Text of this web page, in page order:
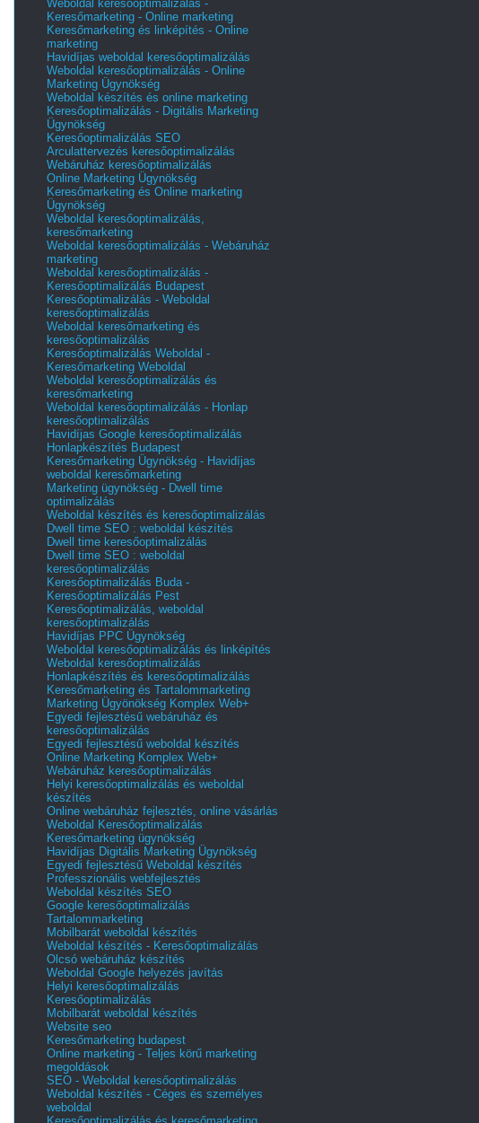
Weboldal keresőoptimalizálás -
Keresőmarketing - Online marketing
Keresőmarketing és linképítés - Online
marketing
Havidíjas weboldal keresőoptimalizálás
Weboldal keresőoptimalizálás - Online
Marketing Ügynökség
Weboldal készítés és online marketing
Keresőoptimalizálás - Digitális Marketing
Ügynökség
Keresőoptimalizálás SEO
Arculattervezés keresőoptimalizálás
Webáruház keresőoptimalizálás
Online Marketing Ügynökség
Keresőmarketing és Online marketing
Ügynökség
Weboldal keresőoptimalizálás,
keresőmarketing
Weboldal keresőoptimalizálás - Webáruház
marketing
Weboldal keresőoptimalizálás -
Keresőoptimalizálás Budapest
Keresőoptimalizálás - Weboldal
keresőoptimalizálás
Weboldal keresőmarketing és
keresőoptimalizálás
Keresőoptimalizálás Weboldal -
Keresőmarketing Weboldal
Weboldal keresőoptimalizálás és
keresőmarketing
Weboldal keresőoptimalizálás - Honlap
keresőoptimalizálás
Havidíjas Google keresőoptimalizálás
Honlapkészítés Budapest
Keresőmarketing Ügynökség - Havidíjas
weboldal keresőmarketing
Marketing ügynökség - Dwell time
optimalizálás
Weboldal készítés és keresőoptimalizálás
Dwell time SEO : weboldal készítés
Dwell time keresőoptimalizálás
Dwell time SEO : weboldal
keresőoptimalizálás
Keresőoptimalizálás Buda -
Keresőoptimalizálás Pest
Keresőoptimalizálás, weboldal
keresőoptimalizálás
Havidíjas PPC Ügynökség
Weboldal keresőoptimalizálás és linképítés
Weboldal keresőoptimalizálás
Honlapkészítés és keresőoptimalizálás
Keresőmarketing és Tartalommarketing
Marketing Ügyönökség Komplex Web+
Egyedi fejlesztésű webáruház és
keresőoptimalizálás
Egyedi fejlesztésű weboldal készítés
Online Marketing Komplex Web+
Webáruház keresőoptimalizálás
Helyi keresőoptimalizálás és weboldal
készítés
Online webáruház fejlesztés, online vásárlás
Weboldal Keresőoptimalizálás
Keresőmarketing ügynökség
Havidíjas Digitális Marketing Ügynökség
Egyedi fejlesztésű Weboldal készítés
Professzionális webfejlesztés
Weboldal készítés SEO
Google keresőoptimalizálás
Tartalommarketing
Mobilbarát weboldal készítés
Weboldal készítés - Keresőoptimalizálás
Olcsó webáruház készítés
Weboldal Google helyezés javítás
Helyi keresőoptimalizálás
Keresőoptimalizálás
Mobilbarát weboldal készítés
Website seo
Keresőmarketing budapest
Online marketing - Teljes körű marketing
megoldások
SEO - Weboldal keresőoptimalizálás
Weboldal készítés - Céges és személyes
weboldal
Keresőoptimalizálás és keresőmarketing